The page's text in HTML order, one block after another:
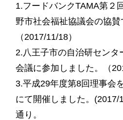
1.フードバンクTAMA第２
野市社会福祉協議会の協賛
（2017/11/18）
2.八王子市の自治研センタ
会議に参加しました。（
3.平成29年度第8回理事会
にて開催しました。(2017/
通り。